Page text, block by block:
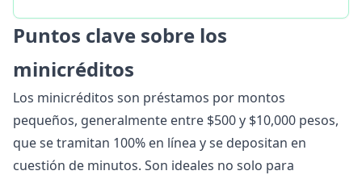
Puntos clave sobre los
minicréditos
Los minicréditos son préstamos por montos
pequeños, generalmente entre $500 y $10,000 pesos,
que se tramitan 100% en línea y se depositan en
cuestión de minutos. Son ideales no solo para